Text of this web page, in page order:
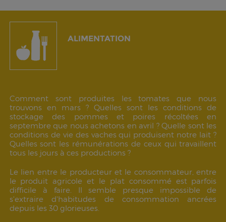
ALIMENTATION
Comment sont produites les tomates que nous
trouvons en mars ? Quelles sont les conditions de
stockage des pommes et poires récoltées en
septembre que nous achetons en avril ? Quelle sont les
conditions de vie des vaches qui produisent notre lait ?
Quelles sont les rémunérations de ceux qui travaillent
tous les jours à ces productions ?
Le lien entre le producteur et le consommateur, entre
le produit agricole et le plat consommé est parfois
difficile à faire. Il semble presque impossible de
s'extraire d'habitudes de consommation ancrées
depuis les 30 glorieuses.